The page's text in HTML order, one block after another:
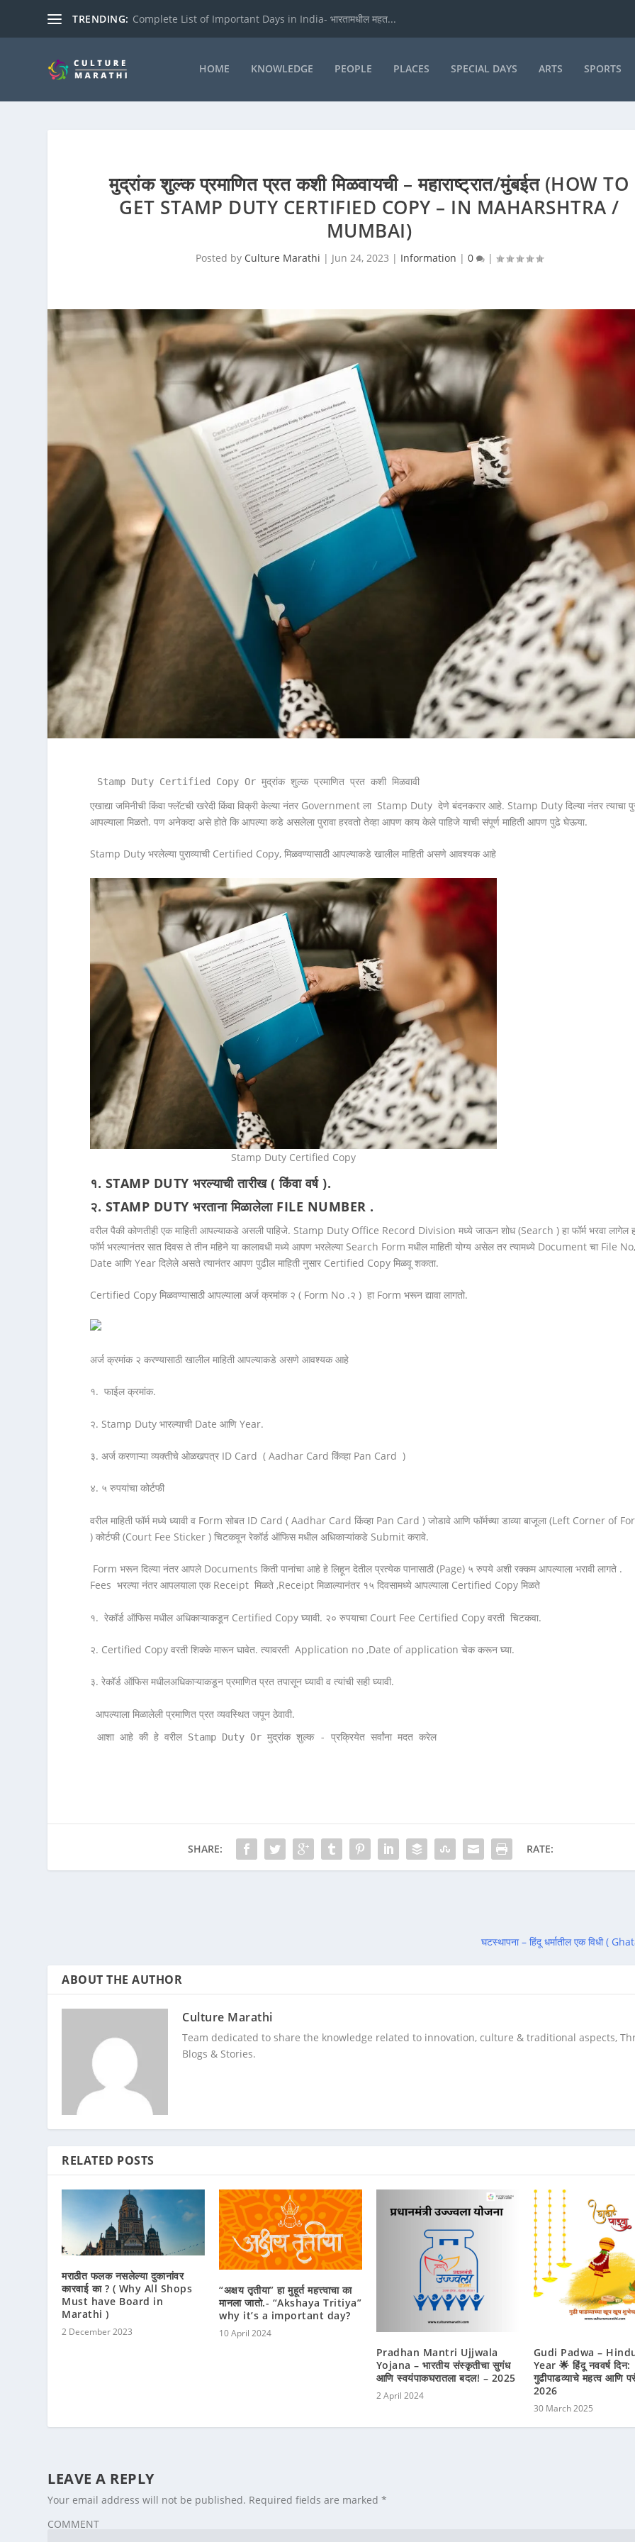
TRENDING: Complete List of Important Days in India- भारतामधील महत...
HOME KNOWLEDGE PEOPLE PLACES SPECIAL DAYS ARTS SPORTS
मुद्रांक शुल्क प्रमाणित प्रत कशी मिळवायची – महाराष्ट्रात/मुंबईत (HOW TO
GET STAMP DUTY CERTIFIED COPY – IN MAHARSHTRA /
MUMBAI)
Posted by Culture Marathi | Jun 24, 2023 | Information | 0 |
Stamp Duty Certified Copy Or मुद्रांक शुल्क प्रमाणित प्रत कशी मिळवावी
एखाद्या जमिनीची किंवा फ्लॅटची खरेदी किंवा विक्री केल्या नंतर Government ला Stamp Duty देणे बंदनकरार आहे. Stamp Duty दिल्या नंतर त्याचा
आपल्याला मिळतो. पण अनेकदा असे होते कि आपल्या कडे असलेला पुरावा हरवतो तेव्हा आपण काय केले पाहिजे याची संपूर्ण माहिती आपण पुढे घेऊया.
Stamp Duty भरलेल्या पुराव्याची Certified Copy, मिळवण्यासाठी आपल्याकडे खालील माहिती असणे आवश्यक आहे
Stamp Duty Certified Copy
१. STAMP DUTY भरल्याची तारीख ( किंवा वर्ष ).
२. STAMP DUTY भरताना मिळालेला FILE NUMBER .
वरील पैकी कोणतीही एक माहिती आपल्याकडे असली पाहिजे. Stamp Duty Office Record Division मध्ये जाऊन शोध (Search ) हा फॉर्म भरवा लागेल
फॉर्म भरल्यानंतर सात दिवस ते तीन महिने या कालावधी मध्ये आपण भरलेल्या Search Form मधील माहिती योग्य असेल तर त्यामध्ये Document चा File
Date आणि Year दिलेले असते त्यानंतर आपण पुढील माहिती नुसार Certified Copy मिळवू शकता.
Certified Copy मिळवण्यासाठी आपल्याला अर्ज क्रमांक २ ( Form No .२ ) हा Form भरून द्यावा लागतो.
अर्ज क्रमांक २ करण्यासाठी खालील माहिती आपल्याकडे असणे आवश्यक आहे
१. फाईल क्रमांक.
२. Stamp Duty भारल्याची Date आणि Year.
३. अर्ज करणाऱ्या व्यक्तीचे ओळखपत्र ID Card ( Aadhar Card किंव्हा Pan Card )
४. ५ रुपयांचा कोर्टफी
वरील माहिती फॉर्म मध्ये ध्यावी व Form सोबत ID Card ( Aadhar Card किंव्हा Pan Card ) जोडावे आणि फॉर्मच्या डाव्या बाजूला (Left Corner of
) कोर्टफी (Court Fee Sticker ) चिटकवून रेकॉर्ड ऑफिस मधील अधिकाऱ्यांकडे Submit करावे.
Form भरून दिल्या नंतर आपले Documents किती पानांचा आहे हे लिहून देतील प्रत्येक पानासाठी (Page) ५ रुपये अशी रक्कम आपल्याला भरावी लागते .
Fees भरल्या नंतर आपलयाला एक Receipt मिळते ,Receipt मिळाल्यानंतर १५ दिवसामध्ये आपल्याला Certified Copy मिळते
१. रेकॉर्ड ऑफिस मधील अधिकाऱ्याकडून Certified Copy घ्यावी. २० रुपयाचा Court Fee Certified Copy वरती चिटकवा.
२. Certified Copy वरती शिक्के मारून घावेत. त्यावरती Application no ,Date of application चेक करून घ्या.
३. रेकॉर्ड ऑफिस मधीलअधिकाऱ्याकडून प्रमाणित प्रत तपासून घ्यावी व त्यांची सही घ्यावी.
आपल्याला मिळालेली प्रमाणित प्रत व्यवस्थित जपून ठेवावी.
आशा आहे की हे वरील Stamp Duty Or मुद्रांक शुल्क - प्रक्रियेत सर्वांना मदत करेल
SHARE: RATE:
घटस्थापना – हिंदू धर्मातील एक विधी (
ABOUT THE AUTHOR
Culture Marathi
Team dedicated to share the knowledge related to innovation, culture & traditional aspects,
Blogs & Stories.
RELATED POSTS
मराठीत फलक नसलेल्या दुकानांवर
कारवाई का ? ( Why All Shops
Must have Board in
Marathi )
2 December 2023
“अक्षय तृतीया” हा मुहूर्त महत्त्वाचा का
मानला जातो.- “Akshaya Tritiya”
why it’s a important day?
10 April 2024
Pradhan Mantri Ujjwala
Yojana – भारतीय संस्कृतीचा सुगंध
आणि स्वयंपाकघरातला बदल! – 2025
2 April 2024
Gudi Padwa –
Year 🌟 हिंदू नववर्ष दिन:
गुढीपाडव्याचे महत्व आणि
2026
30 March 2025
LEAVE A REPLY
Your email address will not be published. Required fields are marked*
COMMENT